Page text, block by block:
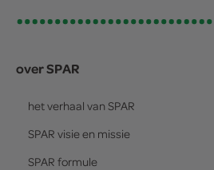
over SPAR
het verhaal van SPAR
SPAR visie en missie
SPAR formule